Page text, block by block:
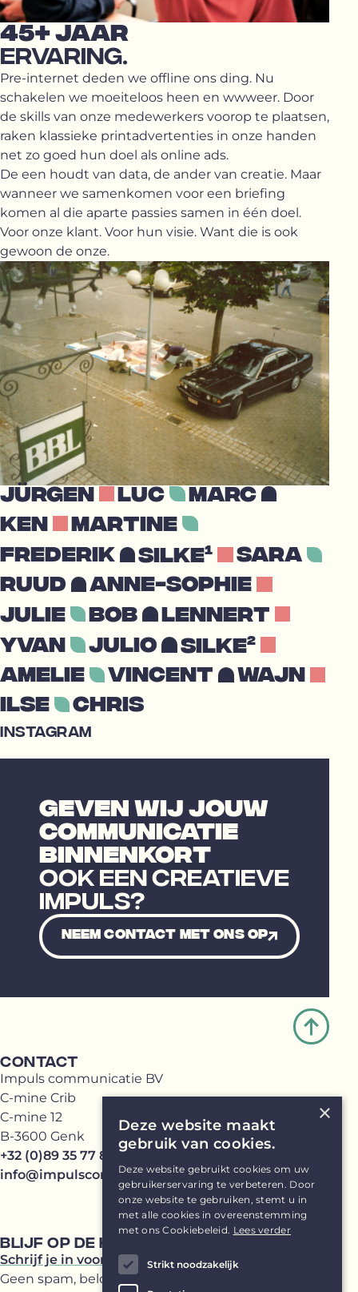
45+ JAAR
ERVARING.
Pre-internet deden we offline ons ding. Nu
schakelen we moeiteloos heen en wwweer. Door
de skills van onze medewerkers voorop te plaatsen,
raken klassieke printadvertenties in onze handen
net zo goed hun doel als online ads.
De een houdt van data, de ander van creatie. Maar
wanneer we samenkomen voor een briefing
komen al die aparte passies samen in één doel.
Voor onze klant. Voor hun visie. Want die is ook
gewoon de onze.
Jürgen Luc
Marc
Ken
Martine
Frederik
Silke1
Sara
Ruud
Anne-Sophie
Julie
Bob
Lennert
Yvan
Julio Silke2
Amelie Vincent
Wajn
Ilse
Chris
INSTAGRAM
GEVEN WIJ JOUW
COMMUNICATIE
BINNENKORT
OOK EEN CREATIEVE
IMPULS?
Neem contact met ons op
CONTACT
Impuls communicatie BV
C-mine Crib
C-mine 12
B-3600 Genk
+32 (0)89 35 77 81
info@impulscommunicatie.be
BLIJF OP DE HOOGTE
Schrijf je in voor onze Impuls(br)ief
Geen spam, beloofd!
×
Deze website maakt
gebruik van cookies.
Deze website gebruikt cookies om uw
gebruikerservaring te verbeteren. Door
onze website te gebruiken, stemt u in
met alle cookies in overeenstemming
met ons Cookiebeleid. Lees verder
Strikt noodzakelijk